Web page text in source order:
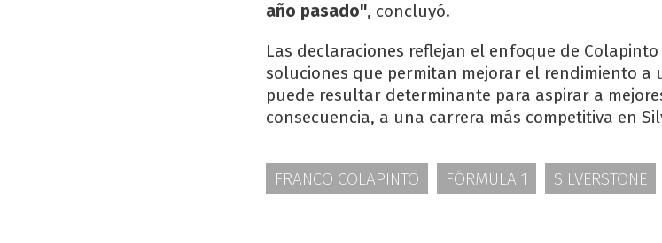
año pasado", concluyó.
Las declaraciones reflejan el enfoque de
soluciones que permitan mejorar el rendimiento a
puede resultar determinante para aspirar a
consecuencia, a una carrera más competitiva en
FRANCO COLAPINTO FÓRMULA 1 SILVERSTONE